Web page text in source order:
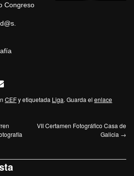
Congreso
CEFy etiquetada Liga. Guarda el enlace
VII Certamen Fotográfico Casa de
Galicia →